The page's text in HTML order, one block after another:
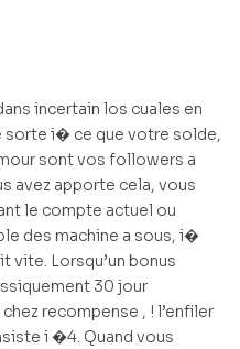
incertain los cuales en
sorte i� ce que votre solde,
sont vos followers a
avez apporte cela, vous
le compte actuel ou
des machine a sous, i�
vite. Lorsqu’un bonus
30 jour
recompense , ! l’enfiler
i �4. Quand vous